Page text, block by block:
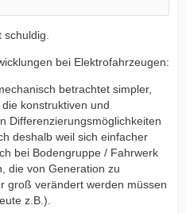
bei Elektrofahrzeugen:
betrachtet simpler,
konstruktiven und
Differenzierungsmöglichkeiten
deshalb weil sich einfacher
bei Bodengruppe / Fahrwerk
die von Generation zu
groß verändert werden müssen
z.B.).